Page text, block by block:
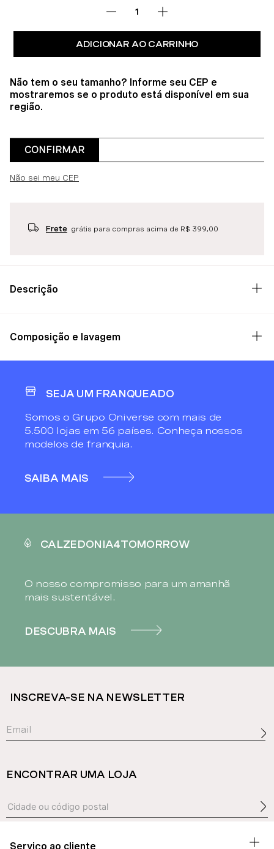
ADICIONAR AO CARRINHO
Não tem o seu tamanho? Informe seu CEP e
mostraremos se o produto está disponível em sua
região.
CONFIRMAR
Não sei meu CEP
Frete grátis para compras acima de R$ 399,00
Descrição
Composição e lavagem
SEJA UM FRANQUEADO
Somos o Grupo Oniverse com mais de
5.500 lojas em 56 países. Conheça nossos
modelos de franquia.
SAIBA MAIS
CALZEDONIA4TOMORROW
O nosso compromisso para um amanhã
mais sustentável.
DESCUBRA MAIS
INSCREVA-SE NA NEWSLETTER
ENCONTRAR UMA LOJA
Serviço ao cliente